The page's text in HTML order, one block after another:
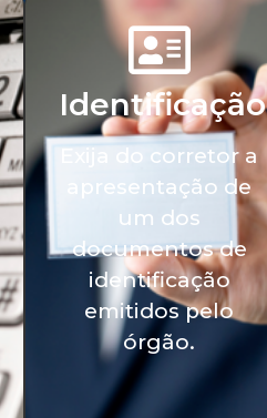
Identificação
Exija do corretor a
apresentação de
um dos
documentos de
identificação
emitidos pelo
órgão.